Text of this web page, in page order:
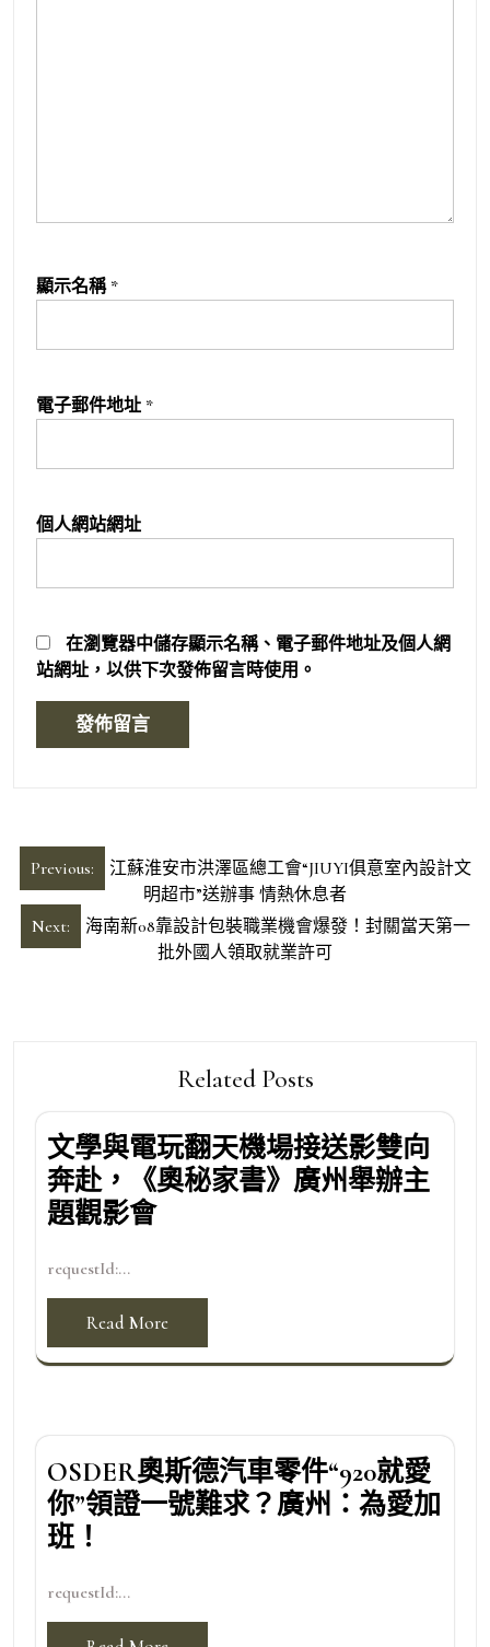
顯示名稱 *
電子郵件地址 *
個人網站網址
在瀏覽器中儲存顯示名稱、電子郵件地址及個人網
站網址，以供下次發佈留言時使用。
文
章
導
Previous:
江蘇淮安市洪澤區總工會“JIUYI俱意室內設計文
明超市”送辦事 情熱休息者
Next:
海南新08靠設計包裝職業機會爆發！封關當天第一
批外國人領取就業許可
Related Posts
文學與電玩翻天機場接送影雙向
奔赴，《奧秘家書》廣州舉辦主
題觀影會
requestId:...
Read More
OSDER奧斯德汽車零件“920就愛
你”領證一號難求？廣州：為愛加
班！
requestId:...